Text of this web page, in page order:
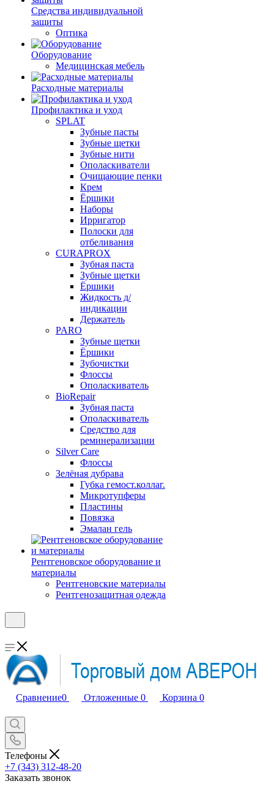
Средства индивидуальной
защиты
Оптика
Оборудование
Медицинская мебель
Расходные материалы
Профилактика и уход
SPLAT
Зубные пасты
Зубные щетки
Зубные нити
Ополаскиватели
Очищающие пенки
Крем
Ёршики
Наборы
Ирригатор
Полоски для
отбеливания
CURAPROX
Зубная паста
Зубные щетки
Ёршики
Жидкость д/
индикации
Держатель
PARO
Зубные щетки
Ёршики
Зубочистки
Флоссы
Ополаскиватель
BioRepair
Зубная паста
Ополаскиватель
Средство для
реминерализации
Silver Care
Флоссы
Зелёная дубрава
Губка гемост.коллаг.
Микротупферы
Пластины
Повязка
Эмалан гель
Рентгеновское оборудование и
материалы
Рентгеновские материалы
Рентгенозащитная одежда
Сравнение0 Отложенные 0 Корзина 0
Телефоны
+7 (343) 312-48-20
Заказать звонок